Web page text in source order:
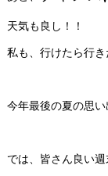
天気も良し！！
私も、行けたら行
今年最後の夏の思
では、皆さん良い